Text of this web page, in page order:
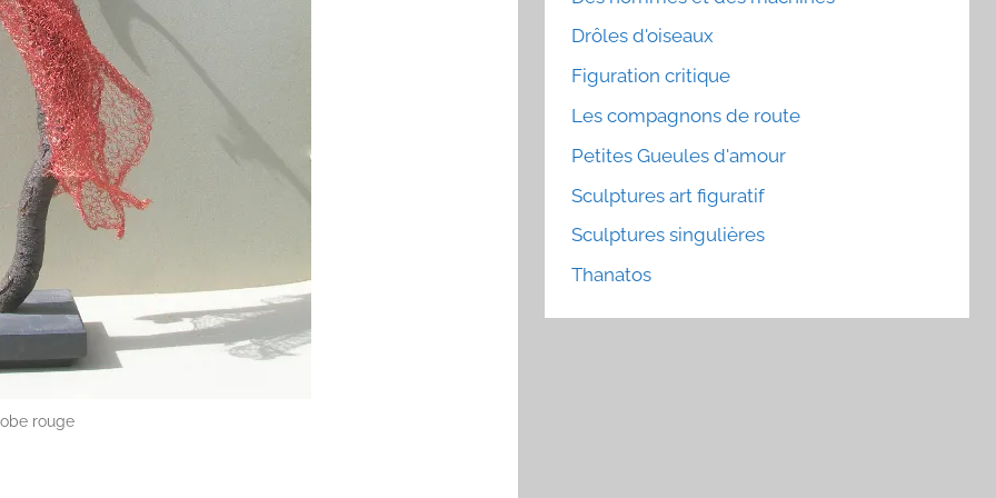
rouge
Drôles d'oiseaux
Figuration critique
Les compagnons de route
Petites Gueules d'amour
Sculptures art figuratif
Sculptures singulières
Thanatos